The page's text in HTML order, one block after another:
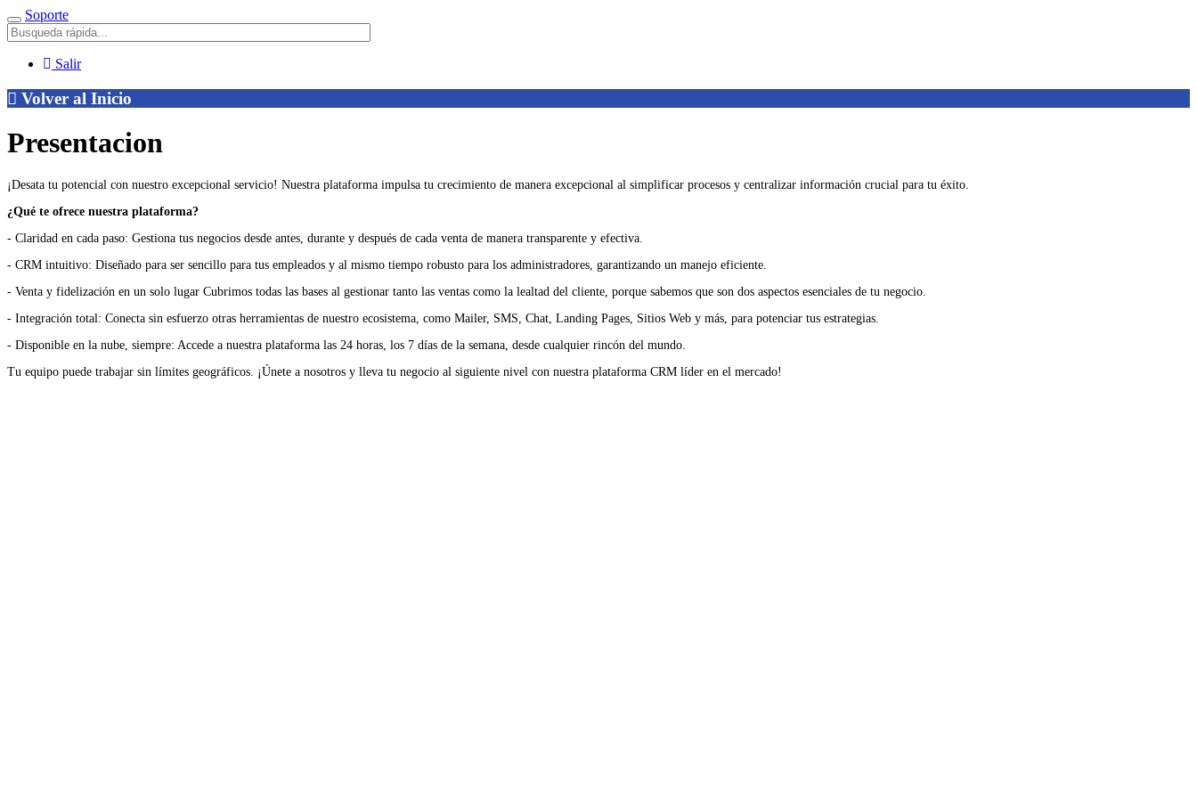
Menú
Soporte
Salir
Volver al Inicio
Presentacion
¡Desata tu potencial con nuestro excepcional servicio! Nuestra plataforma impulsa tu crecimiento de manera excepcional al simplificar procesos y centralizar información crucial para tu éxito.
¿Qué te ofrece nuestra plataforma?
- Claridad en cada paso: Gestiona tus negocios desde antes, durante y después de cada venta de manera transparente y efectiva.
- CRM intuitivo: Diseñado para ser sencillo para tus empleados y al mismo tiempo robusto para los administradores, garantizando un manejo eficiente.
- Venta y fidelización en un solo lugar Cubrimos todas las bases al gestionar tanto las ventas como la lealtad del cliente, porque sabemos que son dos aspectos esenciales de tu negocio.
- Integración total: Conecta sin esfuerzo otras herramientas de nuestro ecosistema, como Mailer, SMS, Chat, Landing Pages, Sitios Web y más, para potenciar tus estrategias.
- Disponible en la nube, siempre: Accede a nuestra plataforma las 24 horas, los 7 días de la semana, desde cualquier rincón del mundo.
Tu equipo puede trabajar sin límites geográficos. ¡Únete a nosotros y lleva tu negocio al siguiente nivel con nuestra plataforma CRM líder en el mercado!